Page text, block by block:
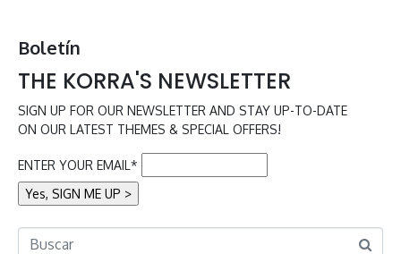
Boletín
THE KORRA'S NEWSLETTER
SIGN UP FOR OUR NEWSLETTER AND STAY UP-TO-DATE
ON OUR LATEST THEMES & SPECIAL OFFERS!
ENTER YOUR EMAIL*